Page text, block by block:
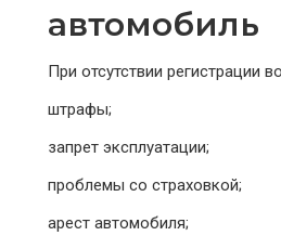
автомобиль
При отсутствии регистрации
штрафы;
запрет эксплуатации;
проблемы со страховкой;
арест автомобиля;